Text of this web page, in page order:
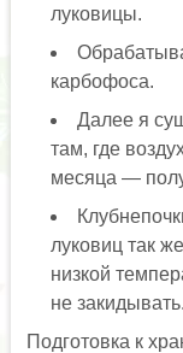
луковицы.
карбофоса.
Далее я
там, где
месяца —
луковиц так
низкой
не закидывать.
Подготовка к